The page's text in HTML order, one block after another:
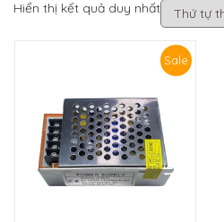
Hiển thị kết quả duy nhất
Sale